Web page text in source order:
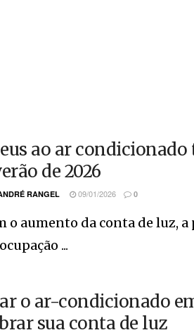
ao ar
de 2026
RANGEL 09/01/2026 0
o aumento da conta de luz, a
...
o ar-condicionado
sua conta de luz